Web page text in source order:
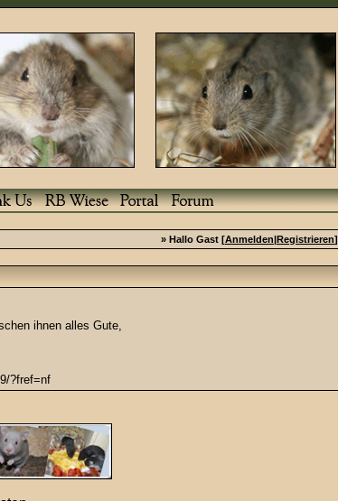
» Hallo Gast [Anmelden|Registrieren]
ihnen alles Gute,
?fref=nf